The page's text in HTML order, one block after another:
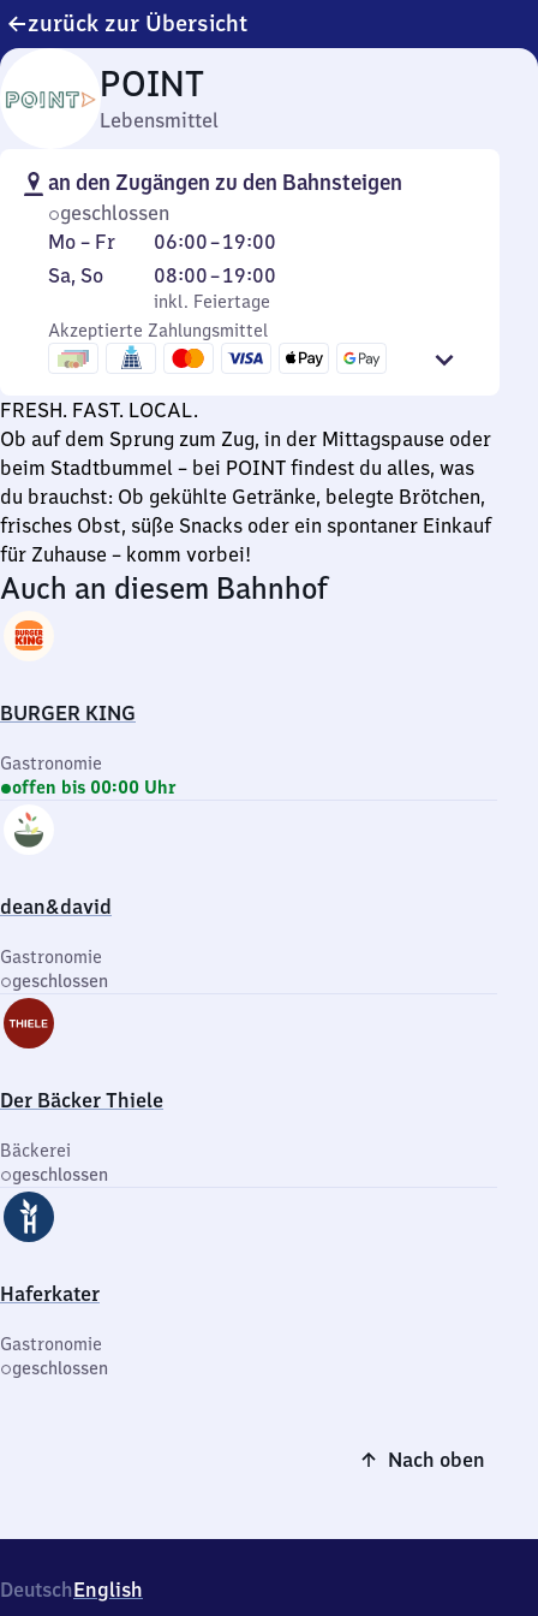
zurück zur Übersicht
POINT
Lebensmittel
an den Zugängen zu den Bahnsteigen
geschlossen
Montag
bis
Mo – Fr 06:00–19:00
Von
6
Uhr
bis
19
Samstag
Sonntag
Sa, So,
inkl. Feiertage
08:00–19:00
Von
8
Uhr
bis
Uhr
inkl. Feiertage
Akzeptierte Zahlungsmittel
FRESH. FAST. LOCAL.
Ob auf dem Sprung zum Zug, in der Mittagspause oder
beim Stadtbummel – bei POINT findest du alles, was
du brauchst: Ob gekühlte Getränke, belegte Brötchen,
frisches Obst, süße Snacks oder ein spontaner Einkauf
für Zuhause – komm vorbei!
Auch an diesem Bahnhof
BURGER KING
Gastronomie
offen bis 00:00 Uhr
dean&david
Gastronomie
geschlossen
Der Bäcker Thiele
Bäckerei
geschlossen
Haferkater
Gastronomie
geschlossen
Nach oben
DeutschEnglish